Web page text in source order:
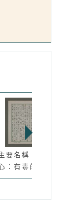
要名稱：文化點
：有毒的諺語